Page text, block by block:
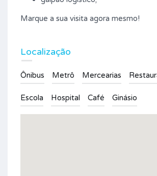
Marque a sua visita agora mesmo!
Localização
Ônibus Metrô Mercearias
Escola Hospital Café Ginásio